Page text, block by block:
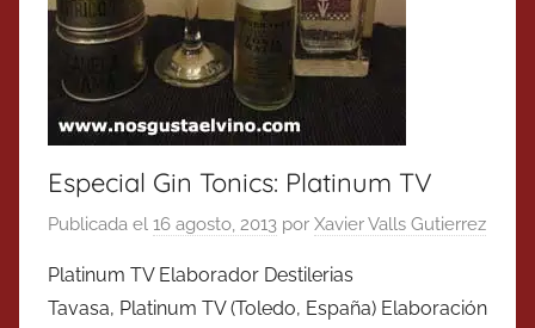
Especial Gin Tonics: Platinum TV
Publicada el 16 agosto, 2013 por Xavier Valls Gutierrez
Platinum TV Elaborador Destilerias
Tavasa, Platinum TV (Toledo, España) Elaboración